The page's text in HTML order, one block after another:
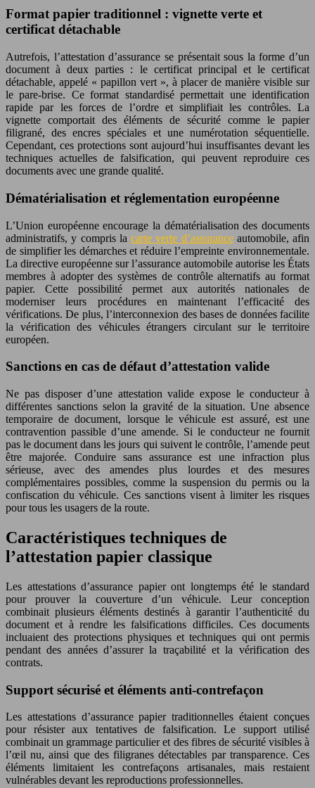
Format papier traditionnel : vignette verte et
certificat détachable
Autrefois, l’attestation d’assurance se présentait sous la forme d’un
document à deux parties : le certificat principal et le certificat
détachable, appelé « papillon vert », à placer de manière visible sur
le pare-brise. Ce format standardisé permettait une identification
rapide par les forces de l’ordre et simplifiait les contrôles. La
vignette comportait des éléments de sécurité comme le papier
filigrané, des encres spéciales et une numérotation séquentielle.
Cependant, ces protections sont aujourd’hui insuffisantes devant les
techniques actuelles de falsification, qui peuvent reproduire ces
documents avec une grande qualité.
Dématérialisation et réglementation européenne
L’Union européenne encourage la dématérialisation des documents
administratifs, y compris la carte verte d’assuranceautomobile, afin
de simplifier les démarches et réduire l’empreinte environnementale.
La directive européenne sur l’assurance automobile autorise les États
membres à adopter des systèmes de contrôle alternatifs au format
papier. Cette possibilité permet aux autorités nationales de
moderniser leurs procédures en maintenant l’efficacité des
vérifications. De plus, l’interconnexion des bases de données facilite
la vérification des véhicules étrangers circulant sur le territoire
européen.
Sanctions en cas de défaut d’attestation valide
Ne pas disposer d’une attestation valide expose le conducteur à
différentes sanctions selon la gravité de la situation. Une absence
temporaire de document, lorsque le véhicule est assuré, est une
contravention passible d’une amende. Si le conducteur ne fournit
pas le document dans les jours qui suivent le contrôle, l’amende peut
être majorée. Conduire sans assurance est une infraction plus
sérieuse, avec des amendes plus lourdes et des mesures
complémentaires possibles, comme la suspension du permis ou la
confiscation du véhicule. Ces sanctions visent à limiter les risques
pour tous les usagers de la route.
Caractéristiques techniques de
l’attestation papier classique
Les attestations d’assurance papier ont longtemps été le standard
pour prouver la couverture d’un véhicule. Leur conception
combinait plusieurs éléments destinés à garantir l’authenticité du
document et à rendre les falsifications difficiles. Ces documents
incluaient des protections physiques et techniques qui ont permis
pendant des années d’assurer la traçabilité et la vérification des
contrats.
Support sécurisé et éléments anti-contrefaçon
Les attestations d’assurance papier traditionnelles étaient conçues
pour résister aux tentatives de falsification. Le support utilisé
combinait un grammage particulier et des fibres de sécurité visibles à
l’œil nu, ainsi que des filigranes détectables par transparence. Ces
éléments limitaient les contrefaçons artisanales, mais restaient
vulnérables devant les reproductions professionnelles.